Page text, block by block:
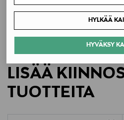
HYLKÄÄ
HYVÄKSY
Lasessor X Oy
Valmistajan osoite
Fashion Center, Härkähaankuja
Digitaalinen osoite
Original Price
9,90 €
LISÄÄ
TUOTTEITA